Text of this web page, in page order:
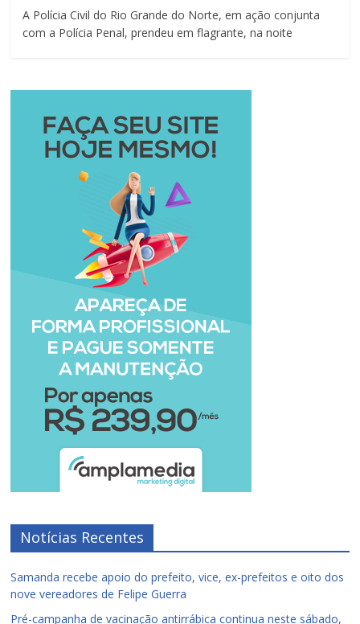
A Polícia Civil do Rio Grande do Norte, em ação conjunta
com a Polícia Penal, prendeu em flagrante, na noite
Notícias Recentes
Samanda recebe apoio do prefeito, vice, ex-prefeitos e oito dos
nove vereadores de Felipe Guerra
Pré-campanha de vacinação antirrábica continua neste sábado,